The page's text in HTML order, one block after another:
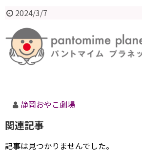
2024/3/7
静岡おやこ劇場
関連記事
記事は見つかりませんでした。